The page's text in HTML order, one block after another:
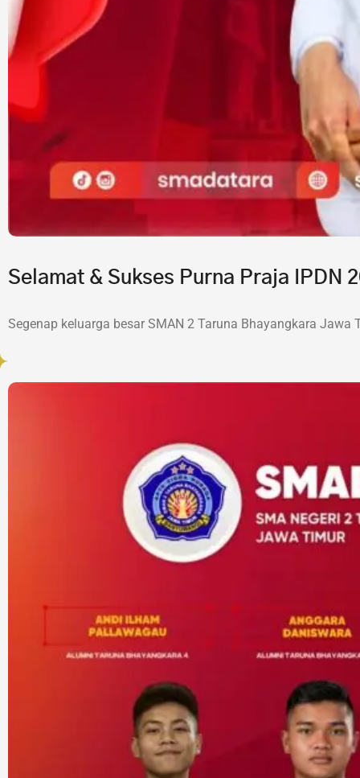
Selamat & Sukses Purna Praja IPDN
Segenap keluarga besar SMAN 2 Taruna Bhayangkara Jawa